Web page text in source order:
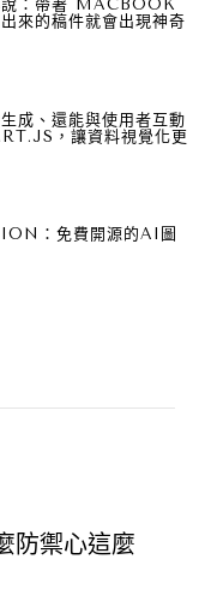
說：帶著 MACBOOK
來的稿件就會出現神奇
成、還能與使用者互動
，讓資料視覺化更
：免費開源的AI圖
防禦心這麼